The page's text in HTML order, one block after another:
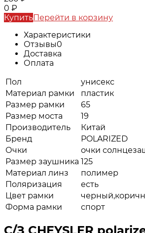
0 ₽
КупитьПерейти в корзину
Характеристики
Отзывы0
Доставка
Оплата
Пол
унисекс
Материал рамки
пластик
Размер рамки
65
Размер моста
19
Производитель
Китай
Бренд
POLARIZED
Очки
очки
Размер заушника 125
Материал линз
полимер
Поляризация
есть
Цвет рамки
Форма рамки
спорт